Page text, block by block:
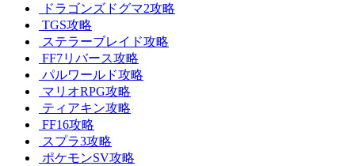
ドラゴンズドグマ2攻略
TGS攻略
ステラーブレイド攻略
FF7リバース攻略
パルワールド攻略
マリオRPG攻略
ティアキン攻略
FF16攻略
スプラ3攻略
ポケモンSV攻略